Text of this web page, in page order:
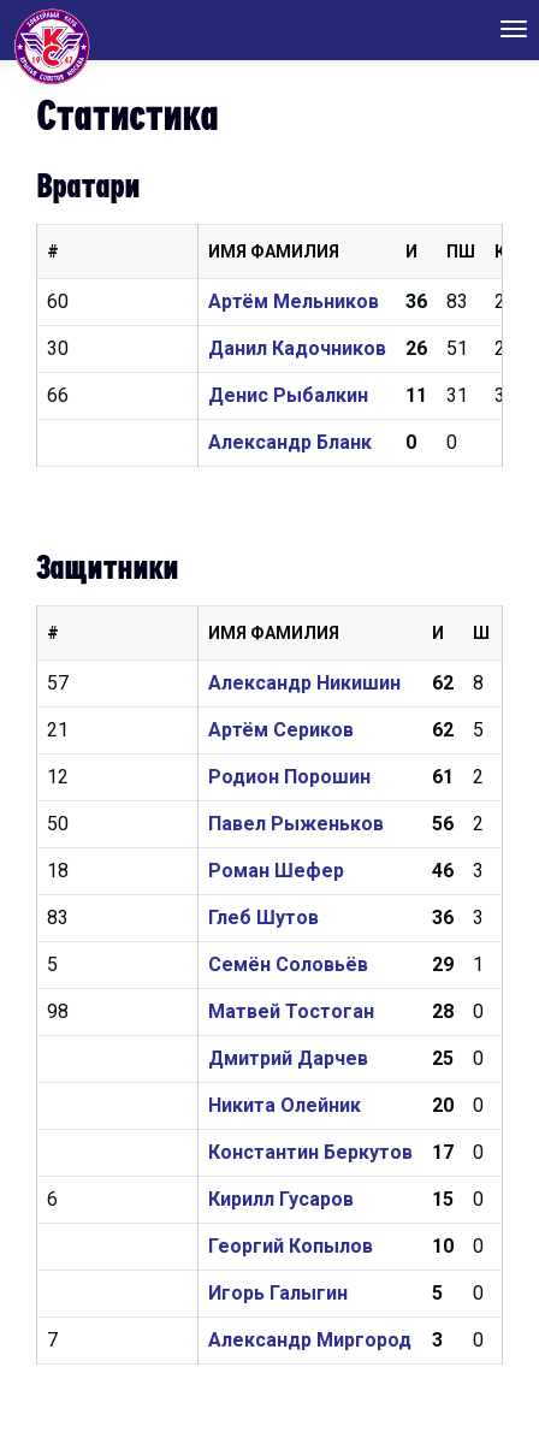
Статистика
Вратари
ИМЯ ФАМИЛИЯ И ПШ КН
Артём Мельников 36 83 2,43
Данил Кадочников 26 51 2,44
Денис Рыбалкин 11 31 3,23
Александр Бланк 0 0
#
60
30
66
Защитники
ИМЯ ФАМИЛИЯ И Ш
Александр Никишин 62 8
Артём Сериков 62 5
Родион Порошин 61 2
Павел Рыженьков 56 2
Роман Шефер 46 3
Глеб Шутов 36 3
Семён Соловьёв 29 1
Матвей Тостоган 28 0
Дмитрий Дарчев 25 0
Никита Олейник 20 0
Константин Беркутов 17 0
Кирилл Гусаров 15 0
Георгий Копылов 10 0
Игорь Галыгин 5 0
Александр Миргород 3 0
#
57
21
12
50
18
83
5
98
6
7